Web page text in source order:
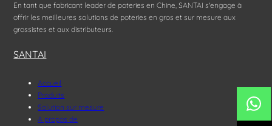
En tant que fabricant leader de poteries en Chine, SANTAI s'engage à
offrir les meilleures solutions de poteries en gros et sur mesure aux
grossistes et aux distributeurs.
SANTAI
Accueil
Produits
Solution sur mesure
A propos de